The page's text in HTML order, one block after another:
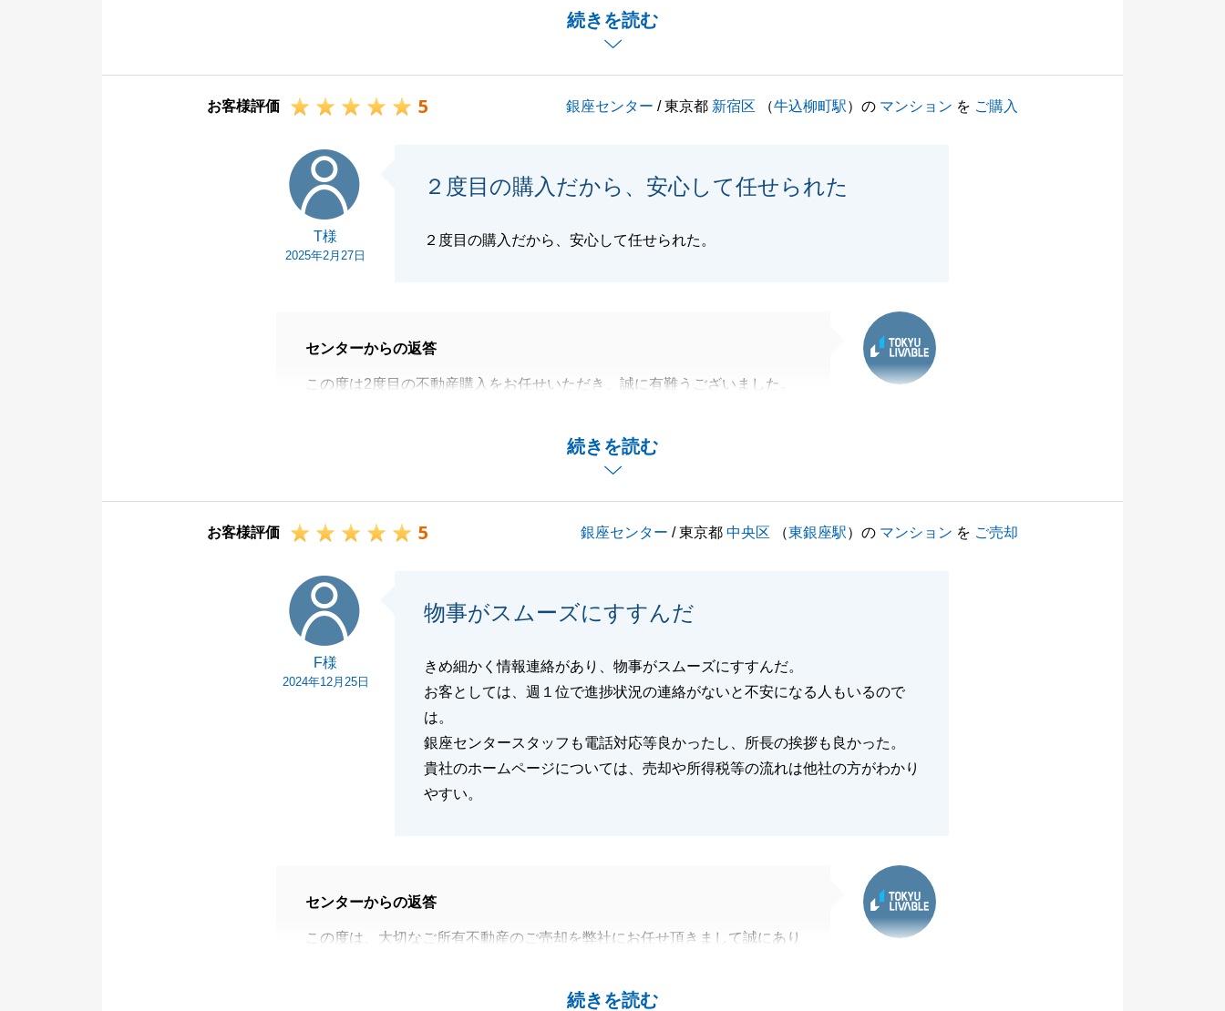
続きを読む
また長期にわたり、弊社にて賃貸管理もお任せいただきましたこと、重ねて
誠に申し訳ありませんでした。
かし、N様にご満足いただける取引をご提供できるよう尽力させていただき
ます。
今後とも、よろしくお願い申し上げます。
お客様評価 5 銀座センター / 東京都 新宿区 （牛込柳町駅）の マンション を ご購入
T様
2025年2月27日
２度目の購入だから、安心して任せられた
２度目の購入だから、安心して任せられた。
続きを読む
センターからの返答
この度は2度目の不動産購入をお任せいただき、誠に有難うございました。
内見予定のお部屋が売れてしまったりしましたが、最終的に非常に良いお部
屋をご購入して頂く事ができ、ほっとしております。
閉じる
お客様評価 5 銀座センター / 東京都中央区 （東銀座駅）の マンション を ご売却
F様
2024年12月25日
物事がスムーズにすすんだ
きめ細かく情報連絡があり、物事がスムーズにすすんだ。
お客としては、週１位で進捗状況の連絡がないと不安になる人もいるので
は。
銀座センタースタッフも電話対応等良かったし、所長の挨拶も良かった。
貴社のホームページについては、売却や所得税等の流れは他社の方がわかり
やすい。
続きを読む
センターからの返答
この度は、大切なご所有不動産のご売却を弊社にお任せ頂きまして誠にあり
F様のご協力のおかげで、スムーズにお取引きを完結することができまし